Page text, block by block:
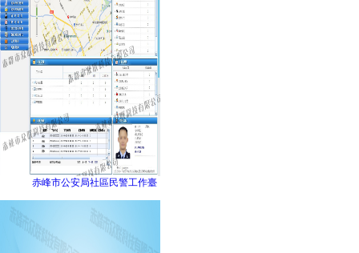
赤峰市公安局社區民警工作臺